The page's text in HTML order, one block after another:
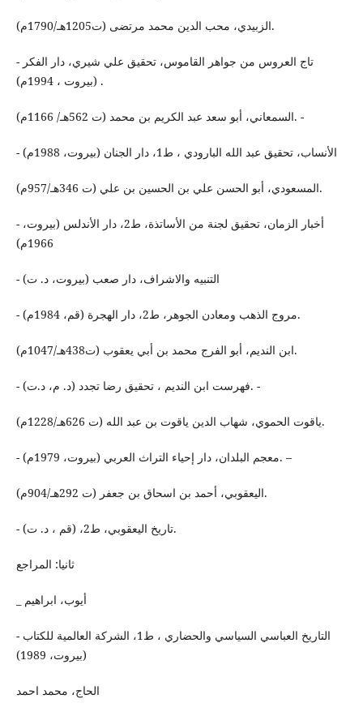
الزبيدي، محب الدين محمد مرتضى (ت1205هـ/1790م).
- تاج العروس من جواهر القاموس، تحقيق علي شيري، دار الفكر
(بيروت ، 1994م) .
السمعاني، أبو سعد عبد الكريم بن محمد (ت 562هـ/ 1166م). -
- الأنساب، تحقيق عبد الله البارودي ، ط1، دار الجنان (بيروت، 1988م)
المسعودي، أبو الحسن علي بن الحسين بن علي (ت 346هـ/957م).
- أخبار الزمان، تحقيق لجنة من الأساتذة، ط2، دار الأندلس (بيروت،
1966م)
- التنبيه والاشراف، دار صعب (بيروت، د. ت)
- مروج الذهب ومعادن الجوهر، ط2، دار الهجرة (قم، 1984م).
ابن النديم، أبو الفرج محمد بن أبي يعقوب (ت438هـ/1047م).
- فهرست ابن النديم ، تحقيق رضا تجدد (د. م، د.ت). -
ياقوت الحموي، شهاب الدين ياقوت بن عبد الله (ت 626هـ/1228م).
- معجم البلدان، دار إحياء التراث العربي (بيروت، 1979م). –
اليعقوبي، أحمد بن اسحاق بن جعفر (ت 292هـ/904م).
- تاريخ اليعقوبي، ط2، (قم ، د. ت).
ثانيا: المراجع
_ أيوب، ابراهيم
- التاريخ العباسي السياسي والحضاري ، ط1، الشركة العالمية للكتاب
(بيروت، 1989)
الحاج، محمد احمد